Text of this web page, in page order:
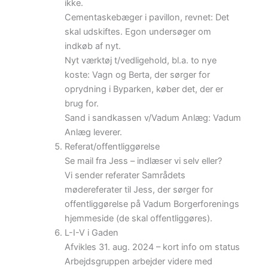
ikke.
Cementaskebæger i pavillon, revnet: Det
skal udskiftes. Egon undersøger om
indkøb af nyt.
Nyt værktøj t/vedligehold, bl.a. to nye
koste: Vagn og Berta, der sørger for
oprydning i Byparken, køber det, der er
brug for.
Sand i sandkassen v/Vadum Anlæg: Vadum
Anlæg leverer.
Referat/offentliggørelse
Se mail fra Jess – indlæser vi selv eller?
Vi sender referater Samrådets
mødereferater til Jess, der sørger for
offentliggørelse på Vadum Borgerforenings
hjemmeside (de skal offentliggøres).
L-I-V i Gaden
Afvikles 31. aug. 2024 – kort info om status
Arbejdsgruppen arbejder videre med